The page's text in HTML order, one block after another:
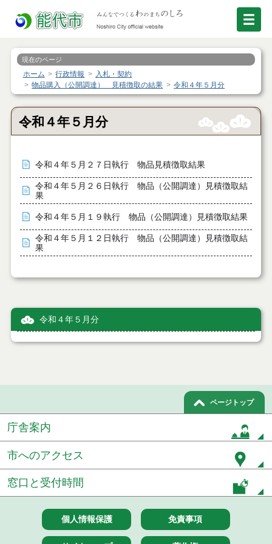
現在のページ
ホーム 行政情報
入札・契約
物品購入（公開調達） 見積徴取の結果
令和４年５月分
令和４年５月分
令和４年５月２７日執行 物品見積徴取結果
令和４年５月２６日執行 物品（公開調達）見積徴取結
果
令和４年５月１９執行 物品（公開調達）見積徴取結果
令和４年５月１２日執行 物品（公開調達）見積徴取結
果
令和４年５月分
ページトップ
庁舎案内
市へのアクセス
窓口と受付時間
個人情報保護 免責事項